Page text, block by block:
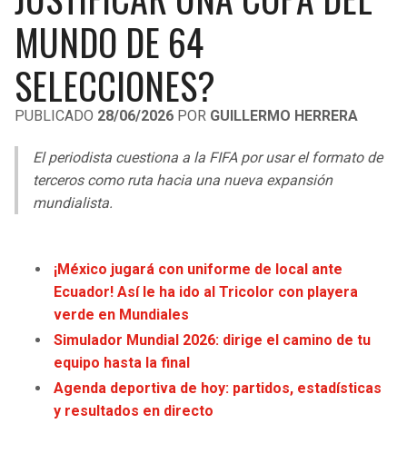
LIGA DE EXPANSIÓN MX
LEAGUES CUP
UEFA EUROPA LEAGUE
UEFA CONFERENCE LEAGUE
MLS
COPA SUDAMERICANA
LIGA BETPLAY
RAIDERS
CHARGERS
BENGALS
STEELERS
JAGUARS
CAVALIERS
PISTONS
BUCKS
HORNETS
WIZARDS
MUNDO DE 64
SELECCIONES?
PUBLICADO 28/06/2026 POR GUILLERMO HERRERA
El periodista cuestiona a la FIFA por usar el formato de
terceros como ruta hacia una nueva expansión
mundialista.
¡México jugará con uniforme de local ante
Ecuador! Así le ha ido al Tricolor con playera
verde en Mundiales
Simulador Mundial 2026: dirige el camino de tu
equipo hasta la final
Agenda deportiva de hoy: partidos, estadísticas
y resultados en directo